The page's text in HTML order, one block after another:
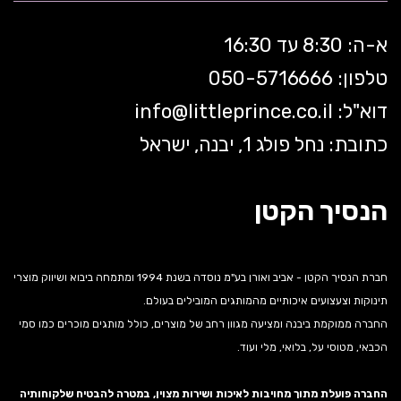
א-ה: 8:30 עד 16:30
טלפון: 050-5 716666
דוא"ל:
info@littleprince.co.il
כתובת: נחל פולג 1, יבנה, ישראל
הנסיך הקטן
חברת הנסיך הקטן - אביב ואורן בע"מ נוסדה בשנת 1994 ומתמחה ביבוא ושיווק מוצרי
תינוקות וצעצועים איכותיים מהמותגים המובילים בעולם.
החברה ממוקמת ביבנה ומציעה מגוון רחב של מוצרים, כולל מותגים מוכרים כמו סמי
הכבאי, מטוסי על, בלואי, מלי ועוד.
החברה פועלת מתוך מחויבות לאיכות ושירות מצוין, במטרה להבטיח שלקוחותיה